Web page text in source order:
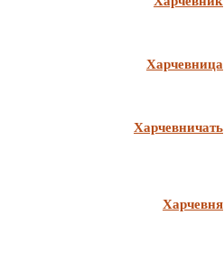
Харчевница
Харчевничать
Харчевня